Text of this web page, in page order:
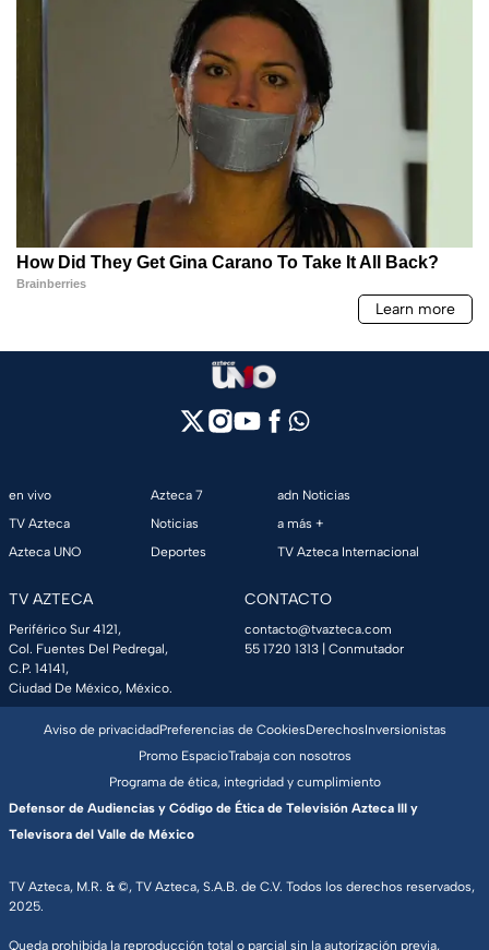
en vivo
TV Azteca
Azteca UNO
Azteca 7
Noticias
Deportes
adn Noticias
a más +
TV Azteca Internacional
TV AZTECA
Periférico Sur 4121,
Col. Fuentes Del Pedregal,
C.P. 14141,
Ciudad De México, México.
CONTACTO
contacto@tvazteca.com
55 1720 1313 | Conmutador
TV Azteca, M.R. & ©, TV Azteca, S.A.B. de C.V. Todos los derechos reservados,
2025.
Queda prohibida la reproducción total o parcial sin la autorización previa,
Aviso de privacidadPreferencias de CookiesDerechosInversionistas
Promo EspacioTrabaja con nosotros
Programa de ética, integridad y cumplimiento
Defensor de Audiencias y Código de Ética de Televisión Azteca III y
Televisora del Valle de México